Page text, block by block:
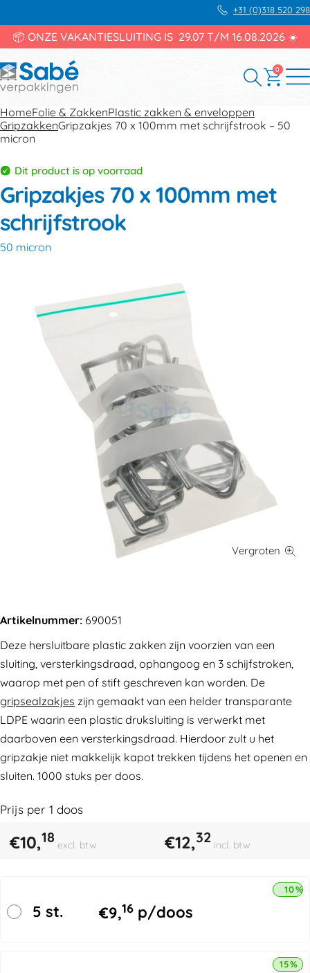
+31 (0)318 520 298
📦 ONZE VAKANTIESLUITING IS 29.07 T/M 16.08.2026 ☀️
0
HomeFolie & ZakkenPlastic zakken & enveloppen
GripzakkenGripzakjes 70 x 100mm met schrijfstrook – 50
micron
Dit product is op voorraad
Gripzakjes 70 x 100mm met
schrijfstrook
50 micron
Artikelnummer: 690051
Deze hersluitbare plastic zakken zijn voorzien van een
sluiting, versterkingsdraad, ophangoog en 3 schijfstroken,
waarop met pen of stift geschreven kan worden. De
gripsealzakjes zijn gemaakt van een helder transparante
LDPE waarin een plastic druksluiting is verwerkt met
daarboven een versterkingsdraad. Hierdoor zult u het
gripzakje niet makkelijk kapot trekken tijdens het openen en
sluiten. 1000 stuks per doos.
Prijs per 1 doos
€10,18 excl. btw €12,32 incl. btw
5 st. €9,16 p/doos
10%
15%